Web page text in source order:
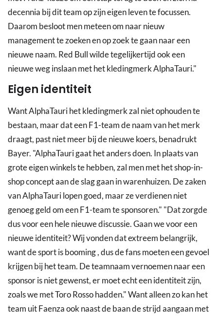
decennia bij dit team op zijn eigen leven te focussen.
Daarom besloot men meteen om naar nieuw
management te zoeken en op zoek te gaan naar een
nieuwe naam. Red Bull wilde tegelijkertijd ook een
nieuwe weg inslaan met het kledingmerk AlphaTauri."
Eigen identiteit
Want AlphaTauri het kledingmerk zal niet ophouden te
bestaan, maar dat een F1-team de naam van het merk
draagt, past niet meer bij de nieuwe koers, benadrukt
Bayer. "AlphaTauri gaat het anders doen. In plaats van
grote eigen winkels te hebben, zal men met het shop-in-
shop concept aan de slag gaan in warenhuizen. De zaken
van AlphaTauri lopen goed, maar ze verdienen niet
genoeg geld om een F1-team te sponsoren." "Dat zorgde
dus voor een hele nieuwe discussie. Gaan we voor een
nieuwe identiteit? Wij vonden dat extreem belangrijk,
want de sport is booming , dus de fans moeten een gevoel
krijgen bij het team. De teamnaam vernoemen naar een
sponsor is niet gewenst, er moet echt een identiteit zijn,
zoals we met Toro Rosso hadden." Want alleen zo kan het
team uit Faenza ook naast de baan de strijd aangaan met